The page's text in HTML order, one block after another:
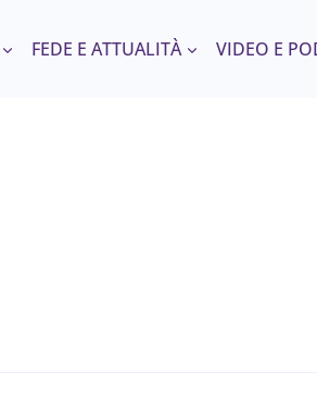
FEDE E ATTUALITÀ VIDEO E